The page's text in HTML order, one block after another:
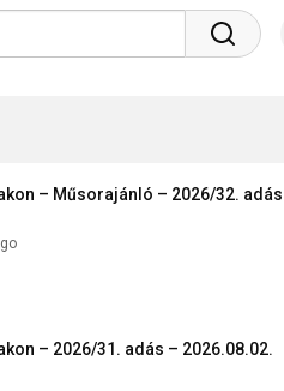
– Műsorajánló – 2026/32.
– 2026/31. adás – 2026.08.02.